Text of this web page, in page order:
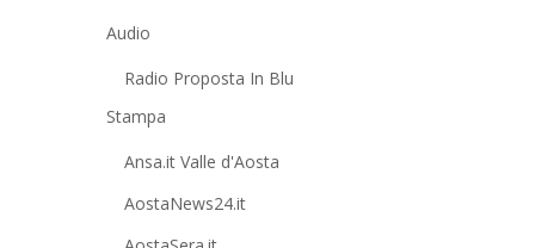
Audio
Radio Proposta In Blu
Stampa
Ansa.it Valle d'Aosta
AostaNews24.it